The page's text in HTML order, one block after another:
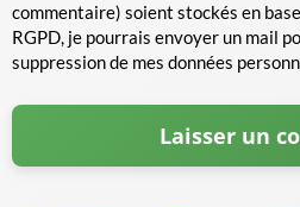
commentaire) soient stockés en
RGPD, je pourrais envoyer un mail
suppression de mes données